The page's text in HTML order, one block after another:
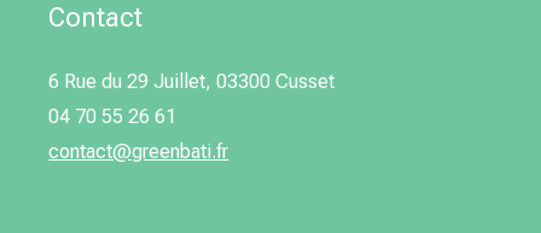
Contact
6 Rue du 29 Juillet, 03300 Cusset
04 70 55 26 61
contact@greenbati.fr